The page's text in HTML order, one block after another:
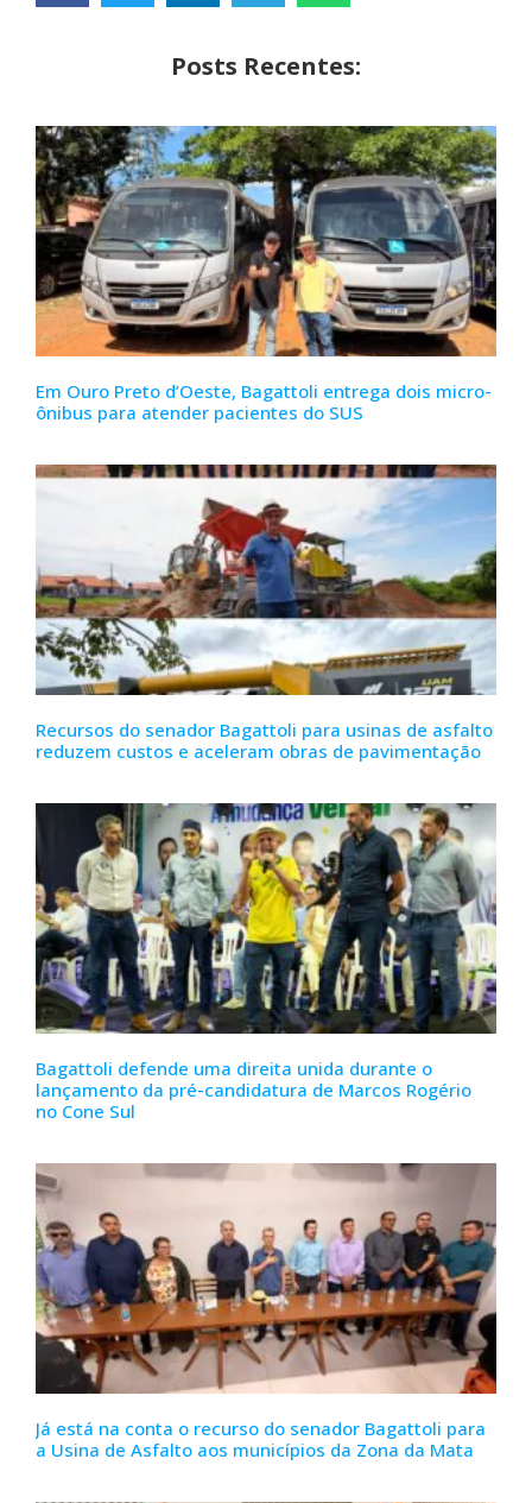
Posts Recentes:
Em Ouro Preto d’Oeste, Bagattoli entrega dois micro-
ônibus para atender pacientes do SUS
Recursos do senador Bagattoli para usinas de asfalto
reduzem custos e aceleram obras de pavimentação
Bagattoli defende uma direita unida durante o
lançamento da pré-candidatura de Marcos Rogério
no Cone Sul
Já está na conta o recurso do senador Bagattoli para
a Usina de Asfalto aos municípios da Zona da Mata